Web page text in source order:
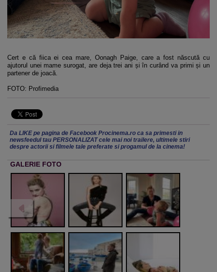
Cert e că fiica ei cea mare, Oonagh Paige, care a fost născută cu
ajutorul unei mame surogat, are deja trei ani și în curând va primi și un
partener de joacă.
FOTO: Profimedia
Da LIKE pe pagina de Facebook Procinema.ro ca sa primesti in
newsfeedul tau PERSONALIZAT cele mai noi trailere, ultimele stiri
despre actorii si filmele tale preferate si progamul de la cinema!
GALERIE FOTO